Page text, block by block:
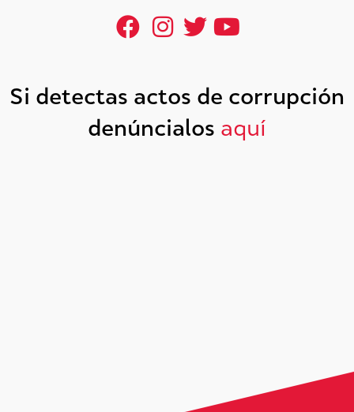
Si detectas actos de corrupción
denúncialos aquí